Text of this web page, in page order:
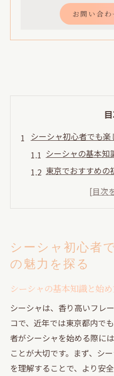
お問い合
シーシャ初心者でも
シーシャの基本知
東京でおすすめの
初めてのシーシ
東京でのシーシ
人気のシーシャフレー
び方
東京で人気のフレ
異なるフレーバー
季節ごとのおすす
シーシャフレーバ
方
シーシャ初心者
の魅力を探る
シーシャの基本知識と始
シーシャは、香り高いフレ
コで、近年では東京都内で
者がシーシャを始める際に
ことが大切です。まず、シ
を理解することで、より安